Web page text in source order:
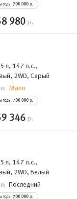
700 000 р.
980 р.
л, 147 л.с.,
2WD, Серый
Мало
700 000 р.
346 р.
л, 147 л.с.,
2WD, Белый
Последний
700 000 р.